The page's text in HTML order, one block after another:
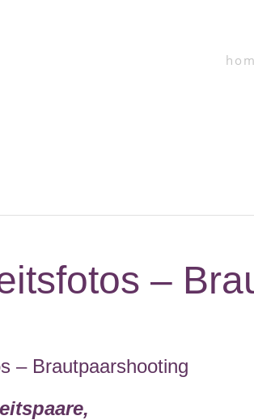
–
– Brautpaarshooting